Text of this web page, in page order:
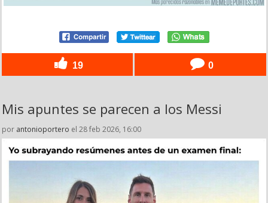
19 0
Mis apuntes se parecen a los Messi
por antonioportero el 28 feb 2026, 16:00